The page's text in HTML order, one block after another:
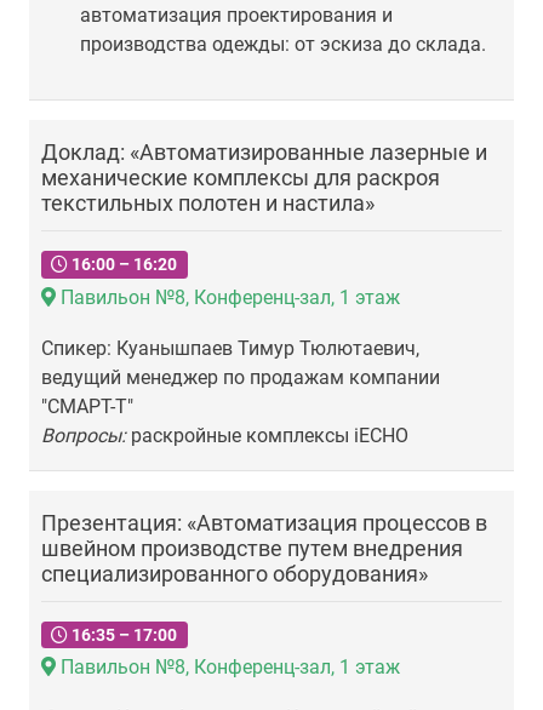
автоматизация проектирования и
производства одежды: от эскиза до склада.
Доклад: «Автоматизированные лазерные и
механические комплексы для раскроя
текстильных полотен и настила»
16:00 – 16:20
Павильон №8, Конференц-зал, 1 этаж
Спикер: Куанышпаев Тимур Тюлютаевич,
ведущий менеджер по продажам компании
"СМАРТ-Т"
Вопросы: раскройные комплексы iECHO
Презентация: «Автоматизация процессов в
швейном производстве путем внедрения
специализированного оборудования»
16:35 – 17:00
Павильон №8, Конференц-зал, 1 этаж